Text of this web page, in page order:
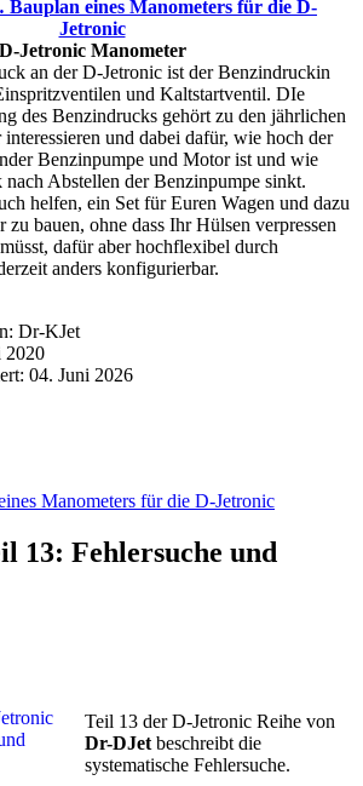
D-Jetronic Manometer
an der D-Jetronic ist der Benzindruckin
und Kaltstartventil. DIe
des Benzindrucks gehört zu den jährlichen
und dabei dafür, wie hoch der
Benzinpumpe und Motor ist und wie
Abstellen der Benzinpumpe sinkt.
helfen, ein Set für Euren Wagen und dazu
zu bauen, ohne dass Ihr Hülsen verpressen
dafür aber hochflexibel durch
anders konfigurierbar.
Dr-KJet
2020
04. Juni 2026
Manometers für die D-Jetronic
13: Fehlersuche und
Teil 13 der D-Jetronic Reihe von
Dr-DJet beschreibt die
systematische Fehlersuche.